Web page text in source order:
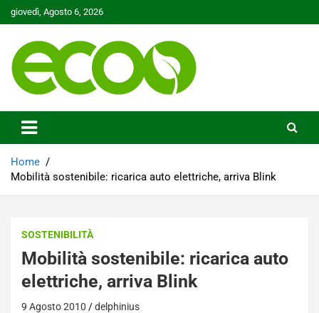
Skip
to
giovedì, Agosto 6, 2026
Ecoo.it
Home
Mobilità sostenibile: ricarica auto elettriche, arriva Blink
SOSTENIBILITÀ
Mobilità sostenibile: ricarica auto
elettriche, arriva Blink
9 Agosto 2010 delphinius